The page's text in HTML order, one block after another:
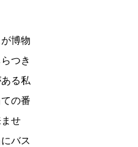
博物
つき
る私
の番
せ
バス